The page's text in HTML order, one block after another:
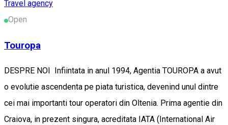
Travel agency
Open
Touropa
DESPRE NOI Infiintata in anul 1994, Agentia TOUROPA a avut
o evolutie ascendenta pe piata turistica, devenind unul dintre
cei mai importanti tour operatori din Oltenia. Prima agentie din
Craiova, in prezent singura, acreditata IATA (International Air